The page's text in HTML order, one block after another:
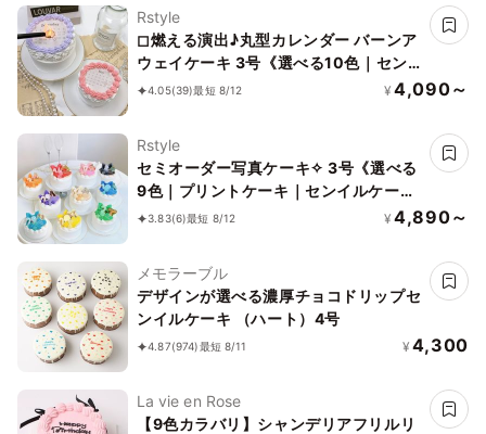
Rstyle
◻︎燃える演出♪丸型カレンダー バーンア
ウェイケーキ 3号《選べる10色｜セン
イルケーキ｜韓国｜お好きな日付とメッ
4.05(39)最短 8/12 ¥ 4,090～
Rstyle
セミオーダー写真ケーキ✧ 3号《選べる
9色｜プリントケーキ｜センイルケーキ
｜リボン｜薔薇｜お好きなお写真と数字
3.83(6)最短 8/12 ¥ 4,890～
メモラーブル
デザインが選べる濃厚チョコドリップセ
ンイルケーキ （ハート）4号
4.87(974)最短 8/11 ¥ 4,300
La vie en Rose
【9色カラバリ】シャンデリアフリルリ